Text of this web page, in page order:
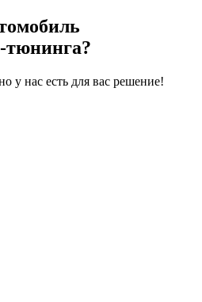
тюнинга?
у нас есть для вас решение!